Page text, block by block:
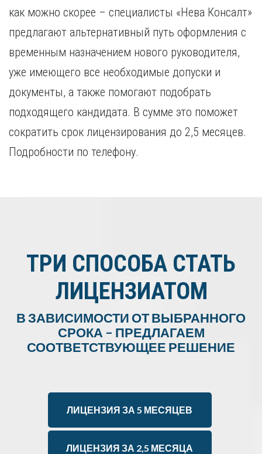
как можно скорее – специалисты «Нева Консалт»
предлагают альтернативный путь оформления с
временным назначением нового руководителя,
уже имеющего все необходимые допуски и
документы, а также помогают подобрать
подходящего кандидата. В сумме это поможет
сократить срок лицензирования до 2,5 месяцев.
Подробности по телефону.
ТРИ СПОСОБА СТАТЬ
ЛИЦЕНЗИАТОМ
В ЗАВИСИМОСТИ ОТ ВЫБРАННОГО
СРОКА – ПРЕДЛАГАЕМ
СООТВЕТСТВУЮЩЕЕ РЕШЕНИЕ
ЛИЦЕНЗИЯ ЗА 5 МЕСЯЦЕВ
ЛИЦЕНЗИЯ ЗА 2,5 МЕСЯЦА